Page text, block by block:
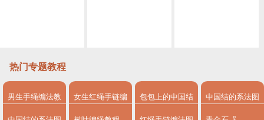
热门专题教程
男生手绳编法教 女生红绳手链编 包包上的中国结 中国结的系法图